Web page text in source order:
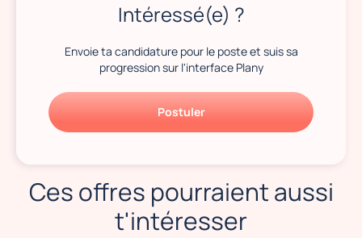
Intéressé(e) ?
Envoie ta candidature pour le poste et suis sa
progression sur l'interface Plany
Postuler
Ces offres pourraient aussi
t'intéresser